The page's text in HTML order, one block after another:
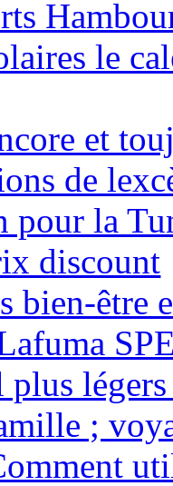
le
et
de
la
discount
bien-être
plus
;